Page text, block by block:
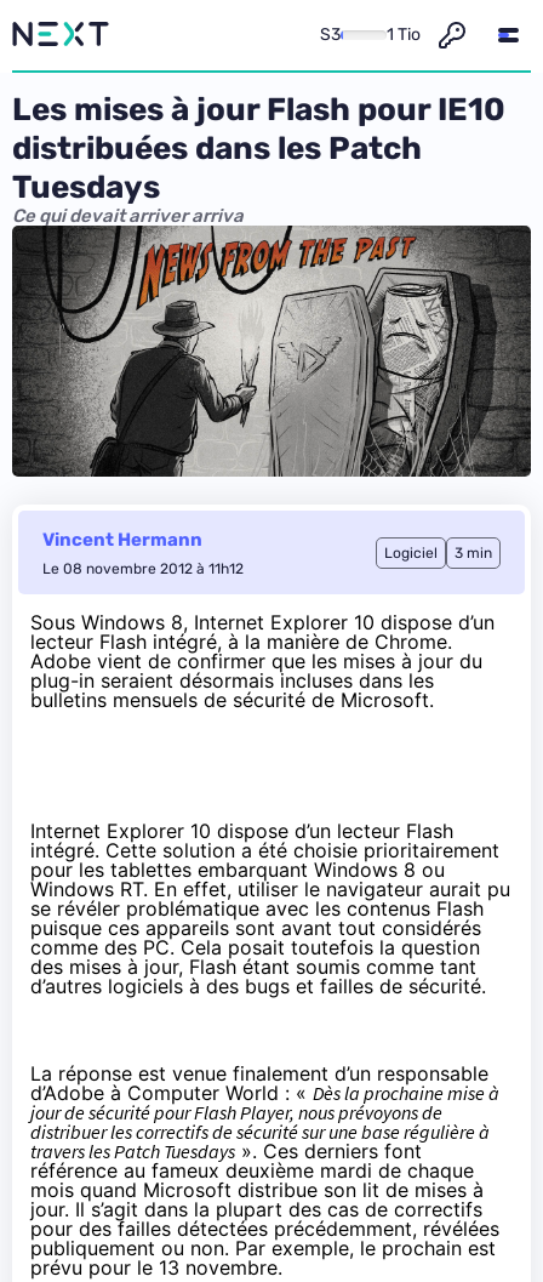
S3 1 Tio
Les mises à jour Flash pour IE10
distribuées dans les Patch
Tuesdays
Ce qui devait arriver arriva
Vincent Hermann
Le 08 novembre 2012 à 11h12
Logiciel 3 min
Sous Windows 8, Internet Explorer 10 dispose d’un
lecteur Flash intégré, à la manière de Chrome.
Adobe vient de confirmer que les mises à jour du
plug-in seraient désormais incluses dans les
bulletins mensuels de sécurité de Microsoft.
Internet Explorer 10 dispose d’un lecteur Flash
intégré. Cette solution a été choisie prioritairement
pour les tablettes embarquant Windows 8 ou
Windows RT. En effet, utiliser le navigateur aurait pu
se révéler problématique avec les contenus Flash
puisque ces appareils sont avant tout considérés
comme des PC. Cela posait toutefois la question
des mises à jour, Flash étant soumis comme tant
d’autres logiciels à des bugs et failles de sécurité.
La réponse est venue finalement d’un responsable
d’Adobe à Computer World : « Dès la prochaine mise à
jour de sécurité pour Flash Player, nous prévoyons de
distribuer les correctifs de sécurité sur une base régulière à
travers les Patch Tuesdays ». Ces derniers font
référence au fameux deuxième mardi de chaque
mois quand Microsoft distribue son lit de mises à
jour. Il s’agit dans la plupart des cas de correctifs
pour des failles détectées précédemment, révélées
publiquement ou non. Par exemple, le prochain est
prévu pour le 13 novembre.